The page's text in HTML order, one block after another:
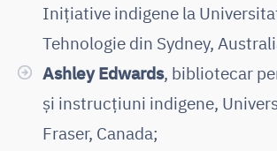
Inițiative indigene la
Tehnologie din Sydney,
Ashley Edwards, bibliotecar
și instrucțiuni indigene,
Fraser, Canada;